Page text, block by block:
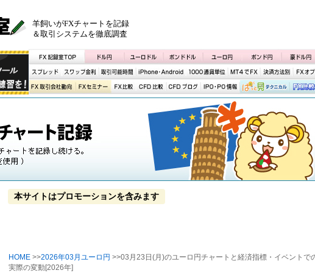
羊飼いがFXチャートを記録
＆取引システムを徹底調査
本サイトはプロモーションを含みます
HOME >>2026年03月ユーロ円 >>03月23日(月)のユーロ円チャートと経済指標・イベントで
実際の変動[2026年]